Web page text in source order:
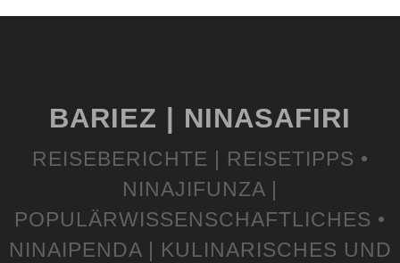
BARIEZ | NINASAFIRI
REISEBERICHTE | REISETIPPS •
NINAJIFUNZA |
POPULÄRWISSENSCHAFTLICHES •
NINAIPENDA | KULINARISCHES UND